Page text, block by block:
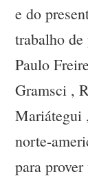
e do
trabalho
Paulo
Gramsci ,
Mariátegui
norte-
para